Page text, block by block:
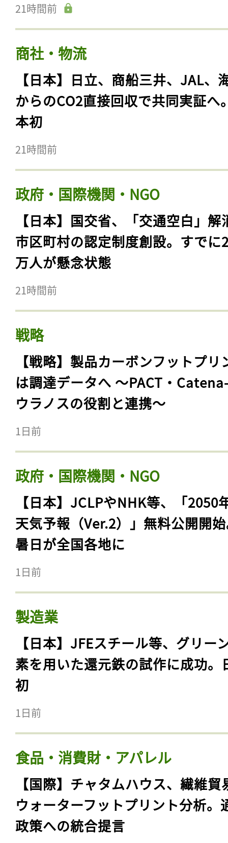
21時間前
商社・物流
【日本】日立、商船三井、JAL、
からのCO2直接回収で共同実証へ
本初
21時間前
政府・国際機関・NGO
【日本】国交省、「交通空白」解
市区町村の認定制度創設。すでに
万人が懸念状態
21時間前
戦略
【戦略】製品カーボンフットプリ
は調達データへ 〜PACT・
ウラノスの役割と連携〜
1日前
政府・国際機関・NGO
【日本】JCLPやNHK等、「2050
天気予報（Ver.2）」無料公開開
暑日が全国各地に
1日前
製造業
【日本】JFEスチール等、グリー
素を用いた還元鉄の試作に成功。
初
1日前
食品・消費財・アパレル
【国際】チャタムハウス、繊維貿
ウォーターフットプリント分析。
政策への統合提言